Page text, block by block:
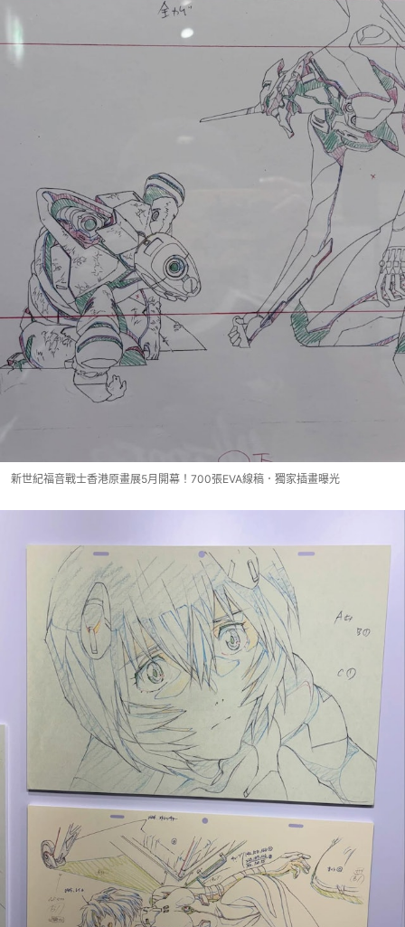
新世紀福音戰士香港原畫展5月開幕！700張EVA線稿．獨家插畫曝光